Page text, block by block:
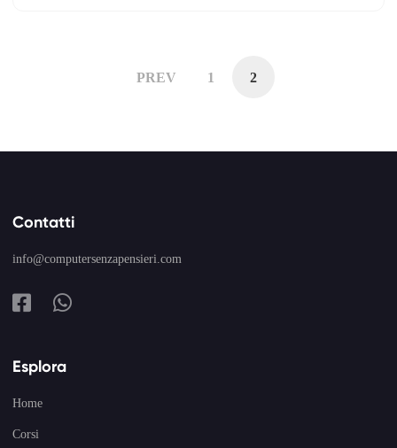
PREV 1 2
Contatti
info@computersenzapensieri.com
Esplora
Home
Corsi